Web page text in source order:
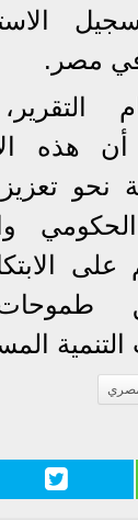
في مصر.
أن هذه
على
طموحات